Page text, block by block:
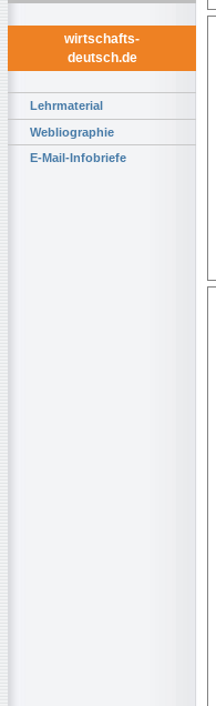
wirtschafts-
deutsch.de
Lehrmaterial
Webliographie
E-Mail-Infobriefe